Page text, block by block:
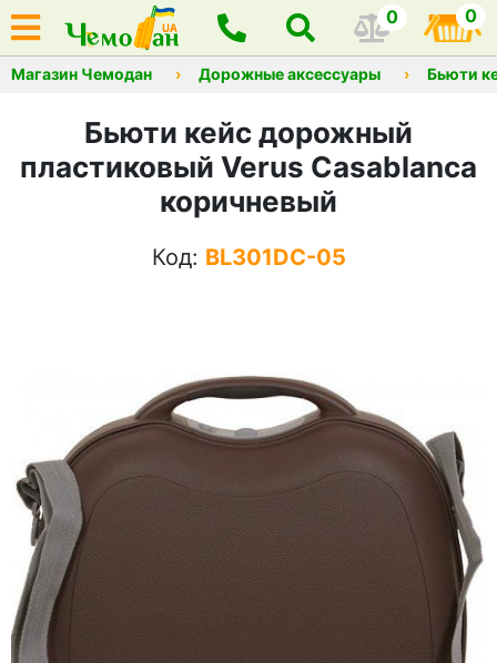
0 0
Магазин Чемодан Дорожные аксессуары Бьюти
Бьюти кейс дорожный
пластиковый Verus Casablanca
коричневый
Код: BL301DC-05